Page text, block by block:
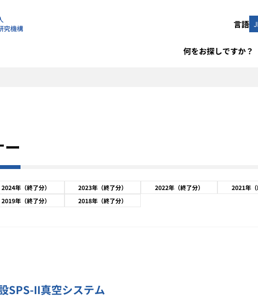
言語
何をお探しですか？
2024年（終了分） 2023年（終了分） 2022年（終了分）
2021年（
2019年（終了分） 2018年（終了分）
SPS-II真空システム